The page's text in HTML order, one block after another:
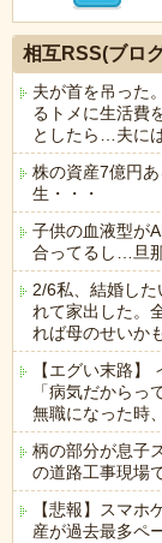
相互RSS(ブロ
夫が首を吊った
るトメに生活費
としたら…夫に
株の資産7億円
生・・・
子供の血液型が
合ってるし…旦
2/6私、結婚し
れて家出した。
れば母のせいか
【エグい末路
「病気だから
無職になった時
柄の部分が息子
の道路工事現場
【悲報】スマ
産が過去最多ペ